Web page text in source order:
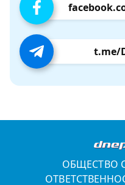
t.me/
ОБЩЕСТВО